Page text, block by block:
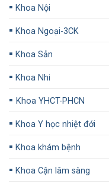
▪️ Khoa Nội
▪️ Khoa Ngoại-3CK
▪️ Khoa Sản
▪️ Khoa Nhi
▪️ Khoa YHCT-PHCN
▪️ Khoa Y học nhiệt đới
▪️ Khoa khám bệnh
▪️ Khoa Cận lâm sàng